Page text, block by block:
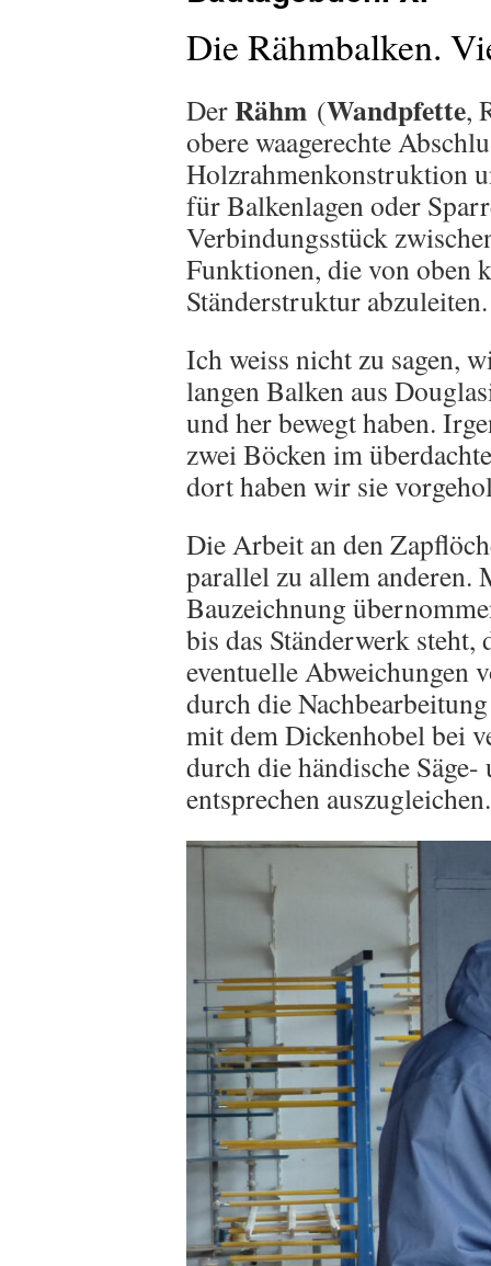
Die Rähmbalken.
DerRähm (Wandpfette,
obere waagerechte
Holzrahmenkonstruktion
für Balkenlagen oder
Verbindungsstück
Funktionen, die von oben
Ständerstruktur abzuleiten.
Ich weiss nicht zu sagen,
langen Balken aus
und her bewegt haben.
zwei Böcken im
dort haben wir sie
Die Arbeit an den
parallel zu allem anderen.
Bauzeichnung
bis das Ständerwerk
eventuelle Abweichungen
durch die
mit dem Dickenhobel bei
durch die händische
entsprechen auszugleichen.